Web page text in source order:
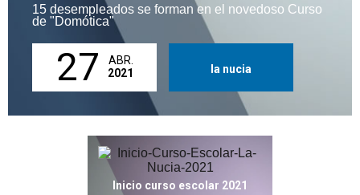
15 desempleados se forman en el novedoso Curso
de "Domótica"
27
ABR.
2021
la nucia
Inicio curso escolar 2021